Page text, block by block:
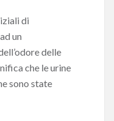
di
un
delle
che le urine
sono state